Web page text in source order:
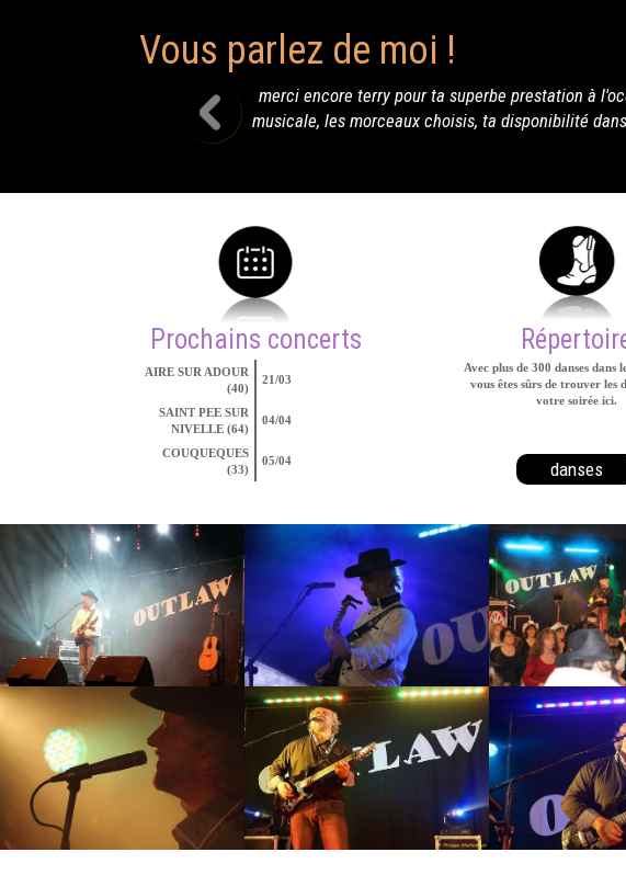
Vous parlez de moi !
superbe prestation à l'occasion de notre rassemblement des "dinosaures du
ta disponibilité dans la durée, ta superbe voix, ton look et ta gentillesse. à trés
Prochains concerts
AIRE SUR ADOUR
(40)
21/03
SAINT PEE SUR
NIVELLE (64)
04/04
COUQUEQUES
(33)
05/04
Avec plus de 300 danses dans
vous êtes sûrs de trouver les
votre soirée ici.
danses